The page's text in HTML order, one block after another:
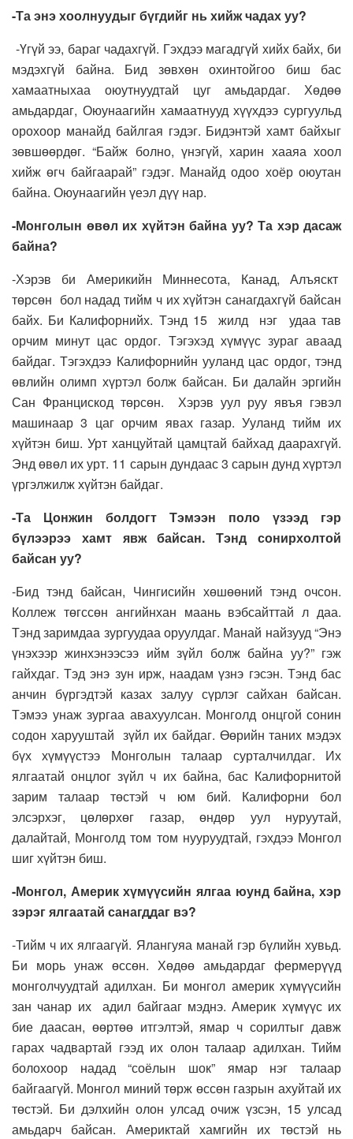
-Та энэ хоолнуудыг бүгдийг нь хийж чадах уу?
-Үгүй ээ, бараг чадахгүй. Гэхдээ магадгүй хийх байх, би
мэдэхгүй байна. Бид зөвхөн охинтойгоо биш бас
хамаатныхаа оюутнуудтай цуг амьдардаг. Хөдөө
амьдардаг, Оюунаагийн хамаатнууд хүүхдээ сургуульд
орохоор манайд байлгая гэдэг. Бидэнтэй хамт байхыг
зөвшөөрдөг. “Байж болно, үнэгүй, харин хааяа хоол
хийж өгч байгаарай” гэдэг. Манайд одоо хоёр оюутан
байна. Оюунаагийн үеэл дүү нар.
-Монголын өвөл их хүйтэн байна уу? Та хэр дасаж
байна?
-Хэрэв би Америкийн Миннесота, Канад, Алъяскт
төрсөн бол надад тийм ч их хүйтэн санагдахгүй байсан
байх. Би Калифорнийх. Тэнд 15 жилд нэг удаа тав
орчим минут цас ордог. Тэгэхэд хүмүүс зураг аваад
байдаг. Тэгэхдээ Калифорнийн ууланд цас ордог, тэнд
өвлийн олимп хүртэл болж байсан. Би далайн эргийн
Сан Францискод төрсөн. Хэрэв уул руу явъя гэвэл
машинаар 3 цаг орчим явах газар. Ууланд тийм их
хүйтэн биш. Урт ханцуйтай цамцтай байхад даарахгүй.
Энд өвөл их урт. 11 сарын дундаас 3 сарын дунд хүртэл
үргэлжилж хүйтэн байдаг.
-Та Цонжин болдогт Тэмээн поло үзээд гэр
бүлээрээ хамт явж байсан. Тэнд сонирхолтой
байсан уу?
-Бид тэнд байсан, Чингисийн хөшөөний тэнд очсон.
Коллеж төгссөн ангийнхан маань вэбсайттай л даа.
Тэнд заримдаа зургуудаа оруулдаг. Манай найзууд “Энэ
үнэхээр жинхэнээсээ ийм зүйл болж байна уу?” гэж
гайхдаг. Тэд энэ зун ирж, наадам үзнэ гэсэн. Тэнд бас
анчин бүргэдтэй казах залуу сүрлэг сайхан байсан.
Тэмээ унаж зургаа авахуулсан. Монголд онцгой сонин
содон харууштай зүйл их байдаг. Өөрийн таних мэдэх
бүх хүмүүстээ Монголын талаар сурталчилдаг. Их
ялгаатай онцлог зүйл ч их байна, бас Калифорнитой
зарим талаар төстэй ч юм бий. Калифорни бол
элсэрхэг, цөлөрхөг газар, өндөр уул нуруутай,
далайтай, Монголд том том нууруудтай, гэхдээ Монгол
шиг хүйтэн биш.
-Монгол, Америк хүмүүсийн ялгаа юунд байна, хэр
зэрэг ялгаатай санагддаг вэ?
-Тийм ч их ялгаагүй. Ялангуяа манай гэр бүлийн хувьд.
Би морь унаж өссөн. Хөдөө амьдардаг фермерүүд
монголчуудтай адилхан. Би монгол америк хүмүүсийн
зан чанар их адил байгааг мэднэ. Америк хүмүүс их
бие даасан, өөртөө итгэлтэй, ямар ч сорилтыг давж
гарах чадвартай гээд их олон талаар адилхан. Тийм
болохоор надад “соёлын шок” ямар нэг талаар
байгаагүй. Монгол миний төрж өссөн газрын ахуйтай их
төстэй. Би дэлхийн олон улсад очиж үзсэн, 15 улсад
амьдарч байсан. Америктай хамгийн их төстэй нь